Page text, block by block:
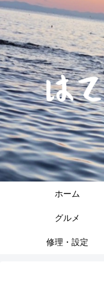
ホーム
グルメ
修理・設定